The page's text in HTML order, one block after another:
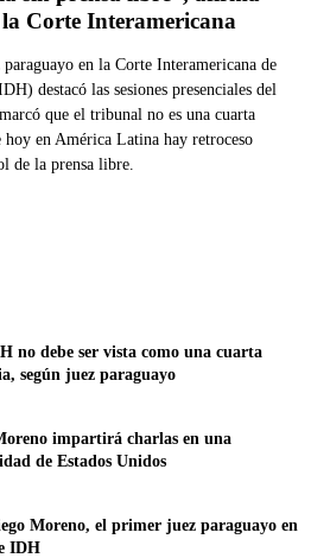
Corte Interamericana
en la Corte Interamericana de
destacó las sesiones presenciales del
que el tribunal no es una cuarta
en América Latina hay retroceso
de la prensa libre.
no debe ser vista como una cuarta
según juez paraguayo
impartirá charlas en una
de Estados Unidos
Moreno, el primer juez paraguayo en
IDH